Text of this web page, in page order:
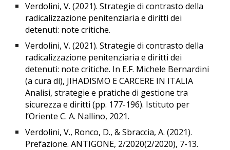
Verdolini, V. (2021). Strategie di contrasto della
radicalizzazione penitenziaria e diritti dei
detenuti: note critiche.
Verdolini, V. (2021). Strategie di contrasto della
radicalizzazione penitenziaria e diritti dei
detenuti: note critiche. In E.F. Michele Bernardini
(a cura di), JIHADISMO E CARCERE IN ITALIA
Analisi, strategie e pratiche di gestione tra
sicurezza e diritti (pp. 177-196). Istituto per
l’Oriente C. A. Nallino, 2021.
Verdolini, V., Ronco, D., & Sbraccia, A. (2021).
Prefazione. ANTIGONE, 2/2020(2/2020), 7-13.